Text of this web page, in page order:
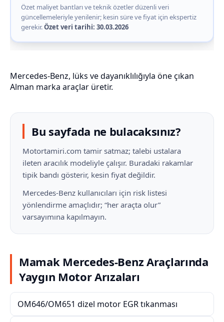
Özet maliyet bantları ve teknik özetler düzenli veri
güncellemeleriyle yenilenir; kesin süre ve fiyat için ekspertiz
gerekir.Özet veri tarihi: 30.03.2026
Mercedes-Benz, lüks ve dayanıklılığıyla öne çıkan
Alman marka araçlar üretir.
Bu sayfada ne bulacaksınız?
Motortamiri.com tamir satmaz; talebi ustalara
ileten aracılık modeliyle çalışır. Buradaki rakamlar
tipik bandı gösterir, kesin fiyat değildir.
Mercedes-Benz kullanıcıları için risk listesi
yönlendirme amaçlıdır; “her araçta olur”
varsayımına kapılmayın.
Mamak Mercedes-Benz Araçlarında
Yaygın Motor Arızaları
OM646/OM651 dizel motor EGR tıkanması